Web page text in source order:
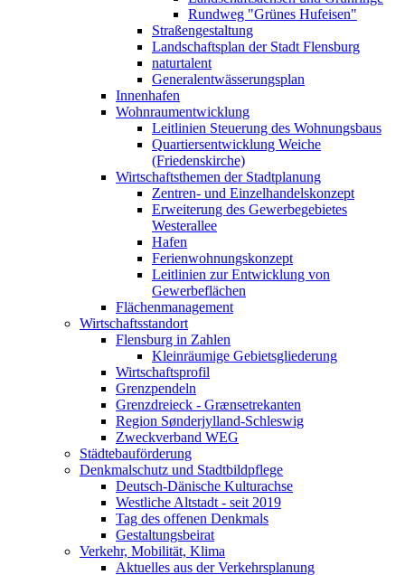
Rundweg "Grünes Hufeisen"
Straßengestaltung
Landschaftsplan der Stadt Flensburg
naturtalent
Generalentwässerungsplan
Innenhafen
Wohnraumentwicklung
Leitlinien Steuerung des Wohnungsbaus
Quartiersentwicklung Weiche
(Friedenskirche)
Wirtschaftsthemen der Stadtplanung
Zentren- und Einzelhandelskonzept
Erweiterung des Gewerbegebietes
Westerallee
Hafen
Ferienwohnungskonzept
Leitlinien zur Entwicklung von
Gewerbeflächen
Flächenmanagement
Wirtschaftsstandort
Flensburg in Zahlen
Kleinräumige Gebietsgliederung
Wirtschaftsprofil
Grenzpendeln
Grenzdreieck - Grænsetrekanten
Region Sønderjylland-Schleswig
Zweckverband WEG
Städtebauförderung
Denkmalschutz und Stadtbildpflege
Deutsch-Dänische Kulturachse
Westliche Altstadt - seit 2019
Tag des offenen Denkmals
Gestaltungsbeirat
Verkehr, Mobilität, Klima
Aktuelles aus der Verkehrsplanung